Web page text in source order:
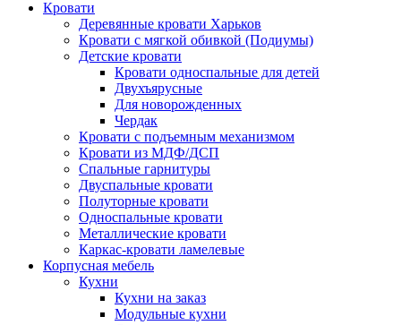
Кровати
Деревянные кровати Харьков
Кровати с мягкой обивкой (Подиумы)
Детские кровати
Кровати односпальные для детей
Двухъярусные
Для новорожденных
Чердак
Кровати с подъемным механизмом
Кровати из МДФ/ДСП
Спальные гарнитуры
Двуспальные кровати
Полуторные кровати
Односпальные кровати
Металлические кровати
Каркас-кровати ламелевые
Корпусная мебель
Кухни
Кухни на заказ
Модульные кухни